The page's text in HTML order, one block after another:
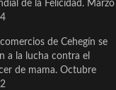
de la Felicidad. Marzo
comercios de Cehegín se
a la lucha contra el
de mama. Octubre